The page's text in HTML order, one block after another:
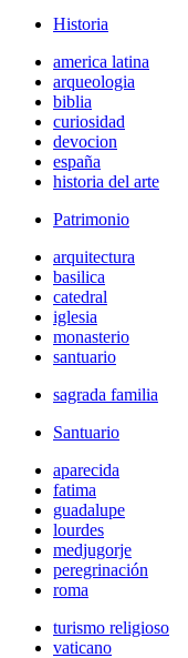
Historia
america latina
arqueologia
biblia
curiosidad
devocion
españa
historia del arte
Patrimonio
arquitectura
basilica
catedral
iglesia
monasterio
santuario
sagrada familia
Santuario
aparecida
fatima
guadalupe
lourdes
medjugorje
peregrinación
roma
turismo religioso
vaticano